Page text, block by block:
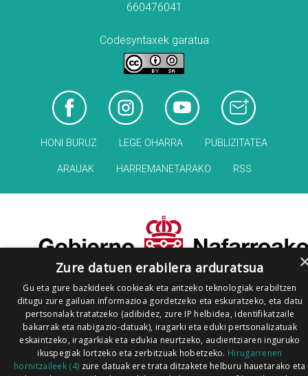
660476041
Codesyntaxek garatua
HONI BURUZ LEGE OHARRA PUBLIZITATEA
ARAUAK HARREMANETARAKO RSS
Zure datuen erabilera arduratsua
Gu eta gure bazkideek cookieak eta antzeko teknologiak erabiltzen
ditugu zure gailuan informazioa gordetzeko eta eskuratzeko, eta datu
pertsonalak tratatzeko (adibidez, zure IP helbidea, identifikatzaile
bakarrak eta nabigazio-datuak), iragarki eta eduki pertsonalizatuak
eskaintzeko, iragarkiak eta edukia neurtzeko, audientziaren inguruko
ikuspegiak lortzeko eta zerbitzuak hobetzeko. Hirugarrenen
hornitzaileek (4) zure datuak ere trata ditzakete helburu hauetarako eta